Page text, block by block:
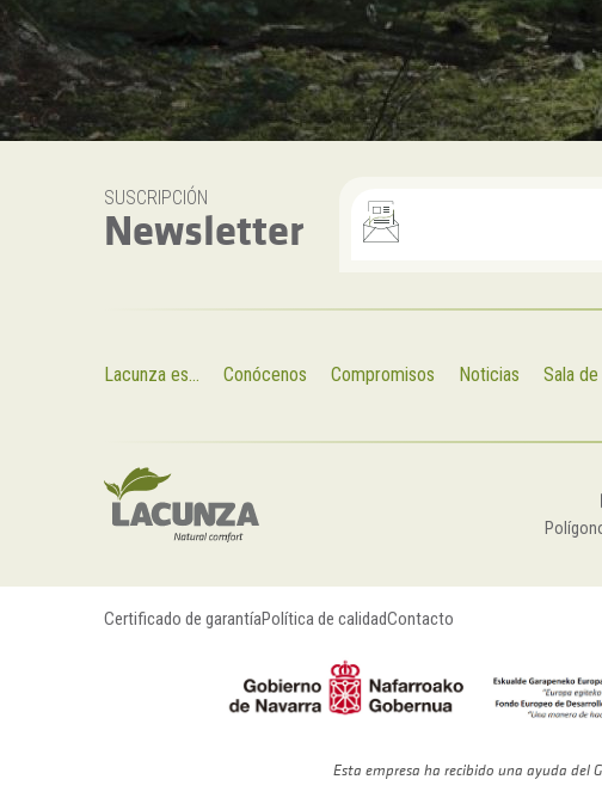
SUSCRIPCIÓN
Newsletter
Lacunza es... Conócenos Compromisos Noticias Sala
Certificado de garantíaPolítica de calidadContacto
Esta empresa ha recibido una ayuda del